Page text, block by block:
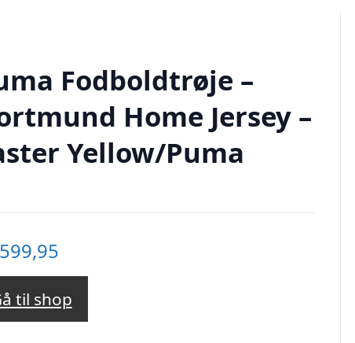
Fodboldtrøje –
Home Jersey –
Yellow/Puma
599,95
til shop